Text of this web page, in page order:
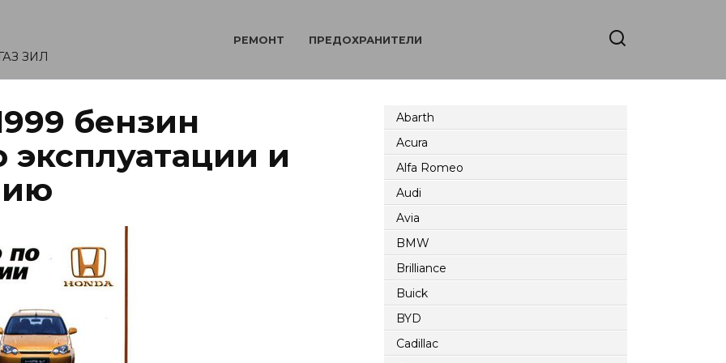
ЗИЛ
РЕМОНТ ПРЕДОХРАНИТЕЛИ
бензин
эксплуатации и
Abarth
Acura
Alfa Romeo
Audi
Avia
BMW
Brilliance
Buick
BYD
Cadillac